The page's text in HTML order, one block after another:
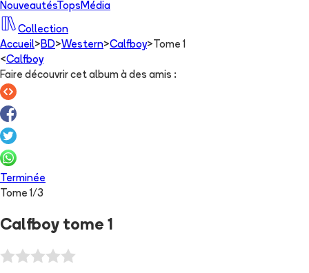
NouveautésTops Média
Collection
Accueil> BD>Western>Calfboy> Tome 1
<Calfboy
Faire découvrir cet album à des amis :
Terminée
Tome1/3
Calfboy tome 1